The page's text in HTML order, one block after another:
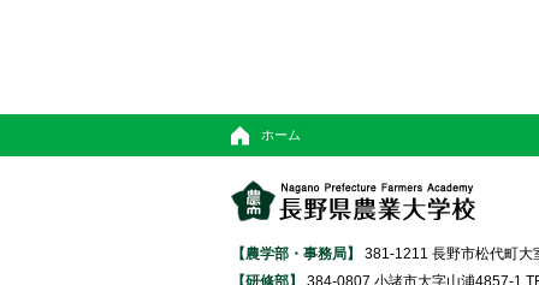
ホーム
【農学部・事務局】
381-1211 長野市松代町
【研修部】
384-0807 小諸市大字山浦4857-1